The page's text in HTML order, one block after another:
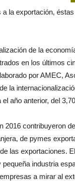
la exportación,
de la
en los últimos
por AMEC,
la
año anterior, del
2016 contribuyeron
de pymes
las exportaciones.
industria
a mirar al